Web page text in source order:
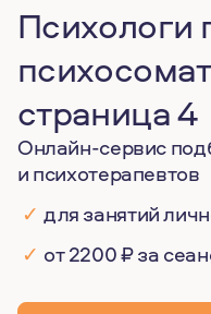
Психологи
страница 4
Онлайн-сервис
и психотерапевтов
✓ для занятий
✓ от 2200 ₽ за